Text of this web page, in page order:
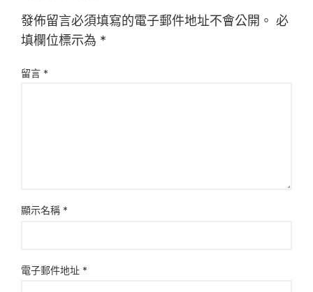
發佈留言必須填寫的電子郵件地址不會公開。 必
填欄位標示為 *
留言 *
顯示名稱 *
電子郵件地址 *